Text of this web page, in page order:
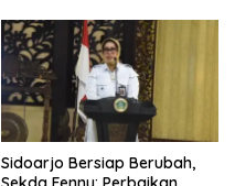
Sidoarjo Bersiap Berubah,